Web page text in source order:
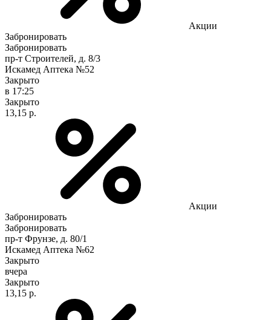
Акции
Забронировать
Забронировать
пр-т Строителей, д. 8/3
Искамед Аптека №52
Закрыто
в 17:25
Закрыто
13,15 р.
Акции
Забронировать
Забронировать
пр-т Фрунзе, д. 80/1
Искамед Аптека №62
Закрыто
вчера
Закрыто
13,15 р.